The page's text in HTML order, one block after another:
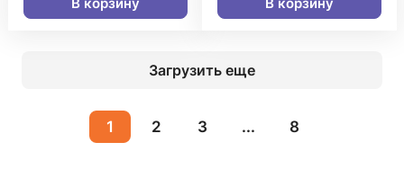
Загрузить еще
1 2 3 ... 8